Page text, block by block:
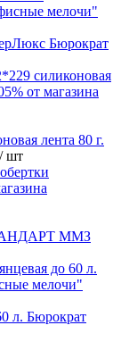
Бюрократ
лента 80 г.
/ шт
ММЗ
л. Бюрократ